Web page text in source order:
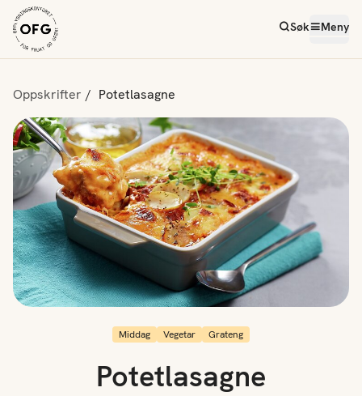
Søk Meny
Oppskrifter Potetlasagne
Middag Vegetar Grateng
Potetlasagne